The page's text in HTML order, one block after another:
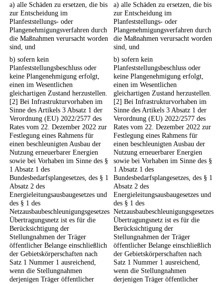
a) alle Schäden zu ersetzen, die bis
zur Entscheidung im
Planfeststellungs- oder
Plangenehmigungsverfahren durch
die Maßnahmen verursacht worden
sind, und
a) alle Schäden zu ersetzen, die bis
zur Entscheidung im
Planfeststellungs- oder
Plangenehmigungsverfahren durch
die Maßnahmen verursacht worden
sind, und
b) sofern kein
Planfeststellungsbeschluss oder
keine Plangenehmigung erfolgt,
einen im Wesentlichen
gleichartigen Zustand herzustellen.
[2] Bei Infrastrukturvorhaben im
Sinne des Artikels 3 Absatz 1 der
Verordnung (EU) 2022/2577 des
Rates vom 22. Dezember 2022 zur
Festlegung eines Rahmens für
einen beschleunigten Ausbau der
Nutzung erneuerbarer Energien
sowie bei Vorhaben im Sinne des §
1 Absatz 1 des
Bundesbedarfsplangesetzes, des § 1
Absatz 2 des
Energieleitungsausbaugesetzes und
des § 1 des
Netzausbaubeschleunigungsgesetzes
Übertragungsnetz ist es für die
Berücksichtigung der
Stellungnahmen der Träger
öffentlicher Belange einschließlich
der Gebietskörperschaften nach
Satz 1 Nummer 1 ausreichend,
wenn die Stellungnahmen
derjenigen Träger öffentlicher
b) sofern kein
Planfeststellungsbeschluss oder
keine Plangenehmigung erfolgt,
einen im Wesentlichen
gleichartigen Zustand herzustellen.
[2] Bei Infrastrukturvorhaben im
Sinne des Artikels 3 Absatz 1 der
Verordnung (EU) 2022/2577 des
Rates vom 22. Dezember 2022 zur
Festlegung eines Rahmens für
einen beschleunigten Ausbau der
Nutzung erneuerbarer Energien
sowie bei Vorhaben im Sinne des §
1 Absatz 1 des
Bundesbedarfsplangesetzes, des § 1
Absatz 2 des
Energieleitungsausbaugesetzes und
des § 1 des
Netzausbaubeschleunigungsgesetzes
Übertragungsnetz ist es für die
Berücksichtigung der
Stellungnahmen der Träger
öffentlicher Belange einschließlich
der Gebietskörperschaften nach
Satz 1 Nummer 1 ausreichend,
wenn die Stellungnahmen
derjenigen Träger öffentlicher